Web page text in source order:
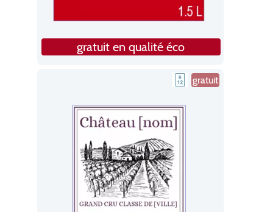
gratuit en qualité éco
gratuit